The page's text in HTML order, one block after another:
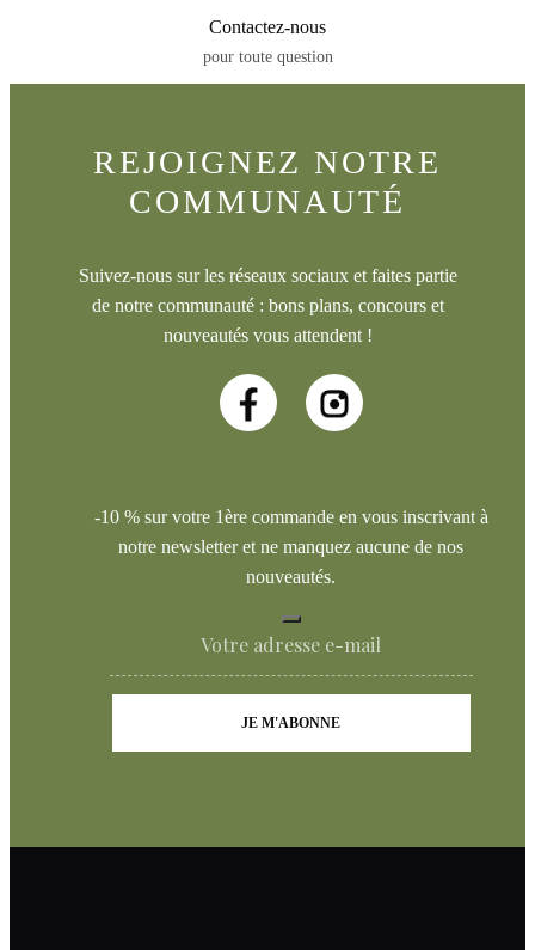
Contactez-nous
pour toute question
REJOIGNEZ NOTRE
COMMUNAUTÉ
Suivez-nous sur les réseaux sociaux et faites partie
de notre communauté : bons plans, concours et
nouveautés vous attendent !
-10 % sur votre 1ère commande en vous inscrivant à
notre newsletter et ne manquez aucune de nos
nouveautés.
JE M'ABONNE